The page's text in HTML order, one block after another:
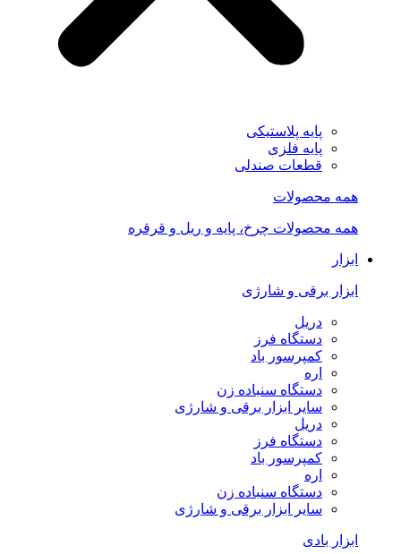
پایه پلاستیکی
پایه فلزی
قطعات صندلی
همه محصولات
همه محصولات چرخ، پایه و ریل و قرقره
ابزار
ابزار برقی و شارژی
دریل
دستگاه فرز
کمپرسور باد
اره
دستگاه سنباده زن
سایر ابزار برقی و شارژی
دریل
دستگاه فرز
کمپرسور باد
اره
دستگاه سنباده زن
سایر ابزار برقی و شارژی
ابزار بادی